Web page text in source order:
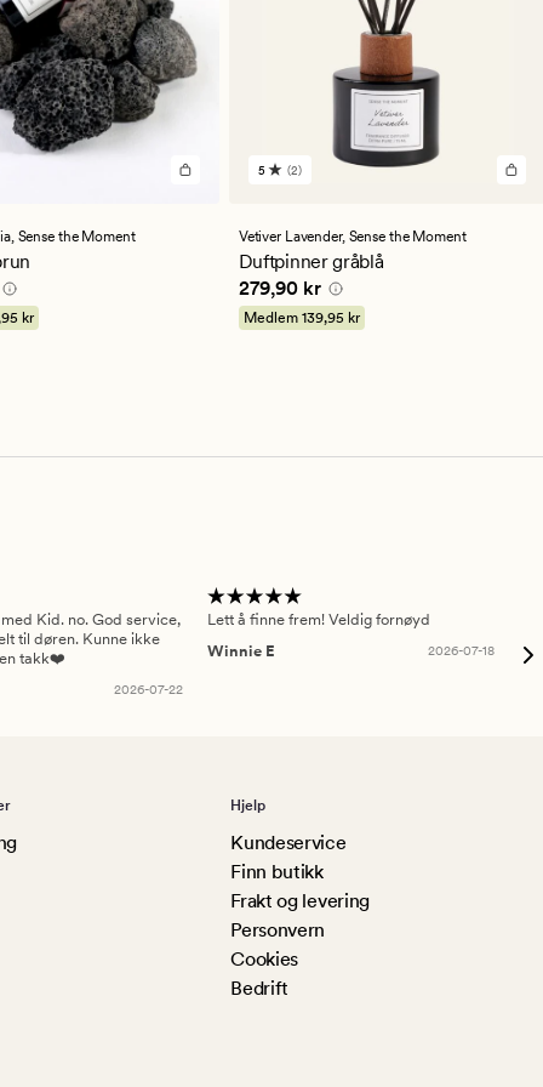
Sense the Moment
kr
kr
2
en
gjennomsnittlig
vurdering
på
5
5 (2)
Vetiver Lavender, Sense the Moment
Duftpinner gråblå
Pris 279,90 kr
279,90 kr
Medlem 139,95 kr
Kid. no. God service,
til døren. Kunne ikke
takk❤️
2026-07-22
Lett å finne frem! Veldig fornøyd
Winnie E
2026-07-18
Hjelp
Kundeservice
Finn butikk
Frakt og levering
Personvern
Cookies
Bedrift